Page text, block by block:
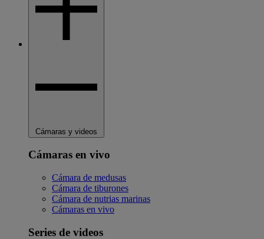
Cámaras y videos
Cámaras en vivo
Cámara de medusas
Cámara de tiburones
Cámara de nutrias marinas
Cámaras en vivo
Series de videos